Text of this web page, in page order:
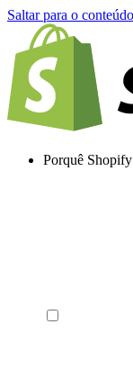
Saltar para o conteúdo
Porquê Shopify